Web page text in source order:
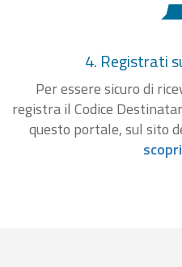
4. Registrati
Per essere sicuro di
registra il Codice
questo portale, sul sito